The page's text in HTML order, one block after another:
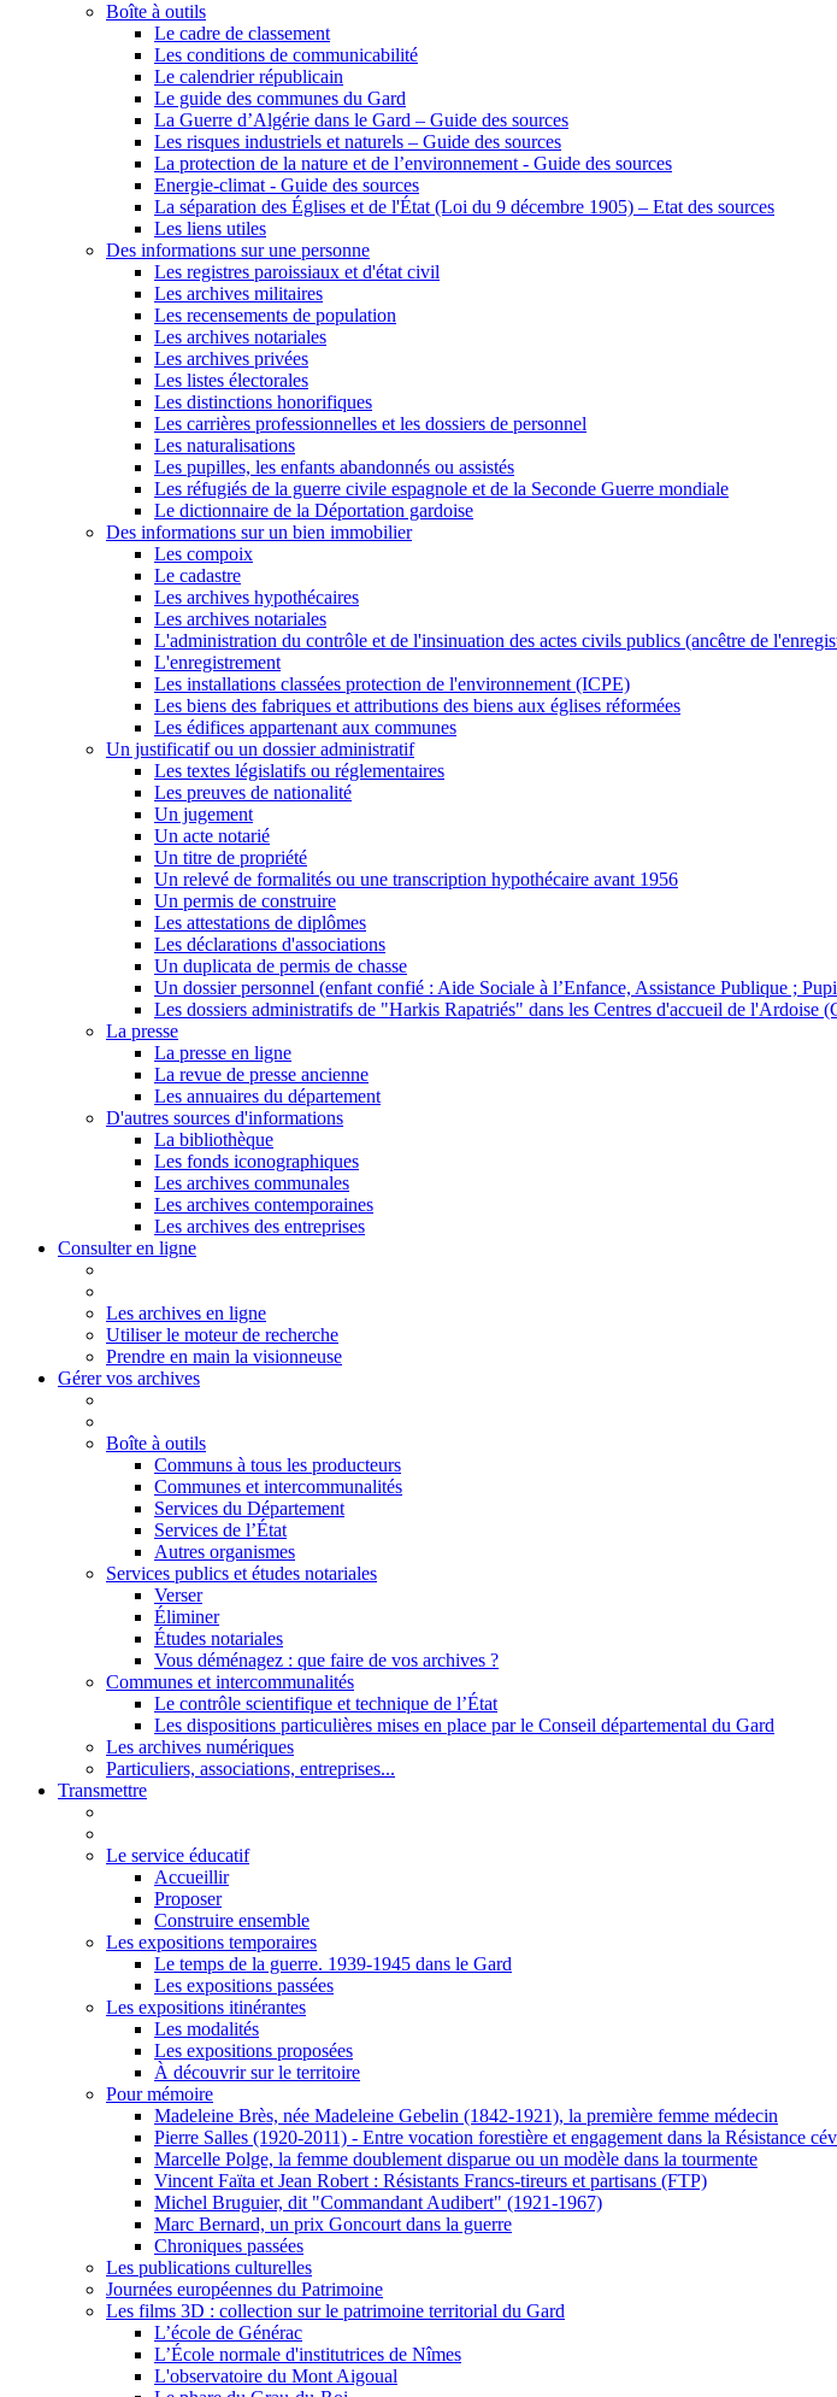
Boîte à outils
Le cadre de classement
Les conditions de communicabilité
Le calendrier républicain
Le guide des communes du Gard
La Guerre d’Algérie dans le Gard – Guide des sources
Les risques industriels et naturels – Guide des sources
La protection de la nature et de l’environnement - Guide des sources
Energie-climat - Guide des sources
La séparation des Églises et de l'État (Loi du 9 décembre 1905) – Etat des sources
Les liens utiles
Des informations sur une personne
Les registres paroissiaux et d'état civil
Les archives militaires
Les recensements de population
Les archives notariales
Les archives privées
Les listes électorales
Les distinctions honorifiques
Les carrières professionnelles et les dossiers de personnel
Les naturalisations
Les pupilles, les enfants abandonnés ou assistés
Les réfugiés de la guerre civile espagnole et de la Seconde Guerre mondiale
Le dictionnaire de la Déportation gardoise
Des informations sur un bien immobilier
Les compoix
Le cadastre
Les archives hypothécaires
Les archives notariales
L'administration du contrôle et de l'insinuation des actes civils publics (ancêtre de
L'enregistrement
Les installations classées protection de l'environnement (ICPE)
Les biens des fabriques et attributions des biens aux églises réformées
Les édifices appartenant aux communes
Un justificatif ou un dossier administratif
Les textes législatifs ou réglementaires
Les preuves de nationalité
Un jugement
Un acte notarié
Un titre de propriété
Un relevé de formalités ou une transcription hypothécaire avant 1956
Un permis de construire
Les attestations de diplômes
Les déclarations d'associations
Un duplicata de permis de chasse
Un dossier personnel (enfant confié : Aide Sociale à l’Enfance, Assistance Publique ;
Les dossiers administratifs de "Harkis Rapatriés" dans les Centres d'accueil de l'Ardoise
La presse
La presse en ligne
La revue de presse ancienne
Les annuaires du département
D'autres sources d'informations
La bibliothèque
Les fonds iconographiques
Les archives communales
Les archives contemporaines
Les archives des entreprises
Consulter en ligne
Les archives en ligne
Utiliser le moteur de recherche
Prendre en main la visionneuse
Gérer vos archives
Boîte à outils
Communs à tous les producteurs
Communes et intercommunalités
Services du Département
Services de l’État
Autres organismes
Services publics et études notariales
Verser
Éliminer
Études notariales
Vous déménagez : que faire de vos archives ?
Communes et intercommunalités
Le contrôle scientifique et technique de l’État
Les dispositions particulières mises en place par le Conseil départemental du Gard
Les archives numériques
Particuliers, associations, entreprises...
Transmettre
Le service éducatif
Accueillir
Proposer
Construire ensemble
Les expositions temporaires
Le temps de la guerre. 1939-1945 dans le Gard
Les expositions passées
Les expositions itinérantes
Les modalités
Les expositions proposées
À découvrir sur le territoire
Pour mémoire
Madeleine Brès, née Madeleine Gebelin (1842-1921), la première femme médecin
Pierre Salles (1920-2011) - Entre vocation forestière et engagement dans la Résistance
Marcelle Polge, la femme doublement disparue ou un modèle dans la tourmente
Vincent Faïta et Jean Robert : Résistants Francs-tireurs et partisans (FTP)
Michel Bruguier, dit "Commandant Audibert" (1921-1967)
Marc Bernard, un prix Goncourt dans la guerre
Chroniques passées
Les publications culturelles
Journées européennes du Patrimoine
Les films 3D : collection sur le patrimoine territorial du Gard
L’école de Générac
L’École normale d'institutrices de Nîmes
L'observatoire du Mont Aigoual